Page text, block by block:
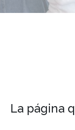
La página